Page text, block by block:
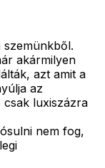
akármilyen
azt amit a
az
luxiszázra
nem fog,